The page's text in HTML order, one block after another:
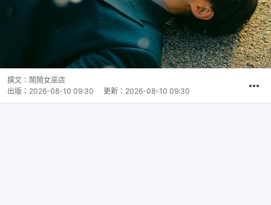
撰文： 鬧鬧女巫店
出版： 2026-08-10 09:30 更新： 2026-08-10 09:30